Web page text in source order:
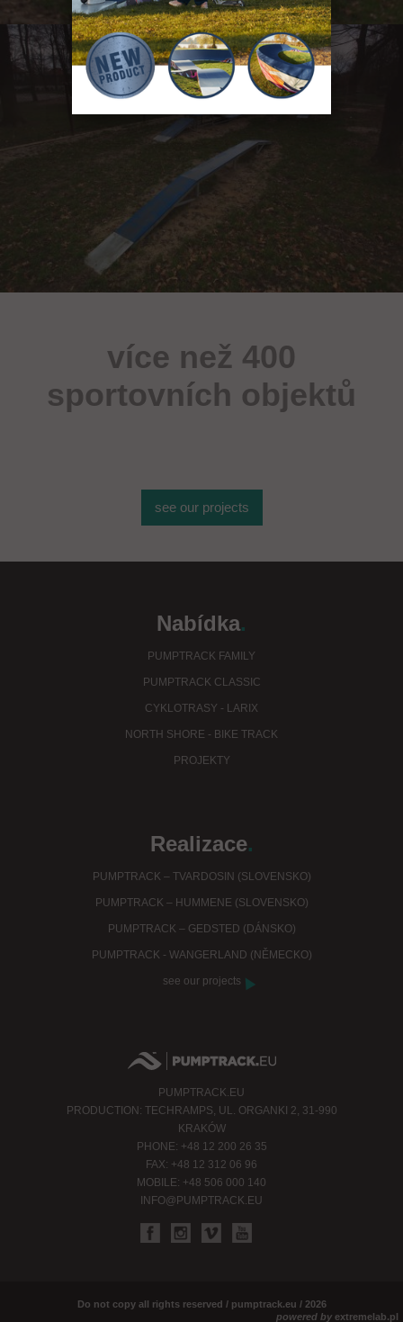
více než 400
sportovních objektů
see our projects
Nabídka.
PUMPTRACK FAMILY
PUMPTRACK CLASSIC
CYKLOTRASY - LARIX
NORTH SHORE - BIKE TRACK
PROJEKTY
Realizace.
PUMPTRACK – TVARDOSIN (SLOVENSKO)
PUMPTRACK – HUMMENE (SLOVENSKO)
PUMPTRACK – GEDSTED (DÁNSKO)
PUMPTRACK - WANGERLAND (NĚMECKO)
see our projects
PUMPTRACK.EU
PRODUCTION: TECHRAMPS, UL. ORGANKI 2, 31-990
KRAKÓW
PHONE: +48 12 200 26 35
FAX: +48 12 312 06 96
MOBILE: +48 506 000 140
INFO@PUMPTRACK.EU
Do not copy all rights reserved / pumptrack.eu / 2026
powered by extremelab.pl